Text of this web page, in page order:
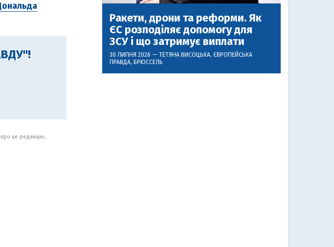
про це редакцію.
Ракети, дрони та реформи. Як
ЄС розподіляє допомогу для
ЗСУ і що затримує виплати
30 ЛИПНЯ 2026 — ТЕТЯНА ВИСОЦЬКА, ЄВРОПЕЙСЬКА
ПРАВДА, БРЮССЕЛЬ